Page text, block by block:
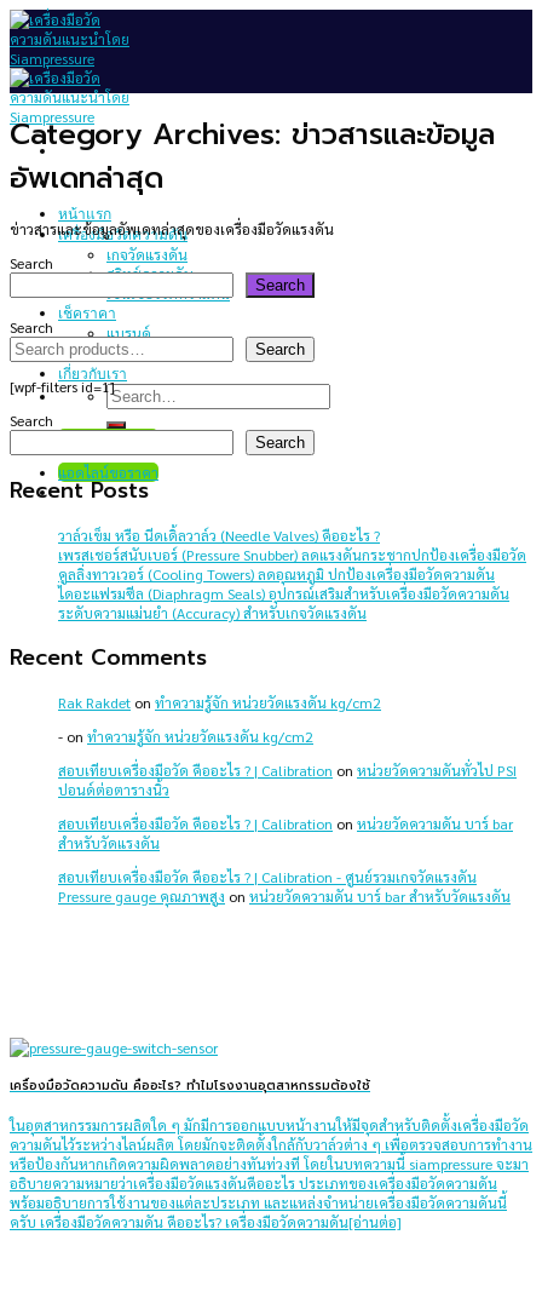
Skip
to
content
หน้าแรก
เครื่องมือวัดความดัน
เกจวัดแรงดัน
สวิทช์ความดัน
เซนเซอร์วัดความดัน
เช็คราคา
แบรนด์
บทความ
เกี่ยวกับเรา
Search
for:
แอดไลน์ขอราคา
Category Archives: ข่าวสารและข้อมูล
อัพเดทล่าสุด
ข่าวสารและข้อมูลอัพเดทล่าสุดของเครื่องมือวัดแรงดัน
Search
Search
Search
Search
[wpf-filters id=1]
Search
Search
Recent Posts
วาล์วเข็ม หรือ นีดเดิ้ลวาล์ว (Needle Valves) คืออะไร ?
เพรสเชอร์สนับเบอร์ (Pressure Snubber) ลดแรงดันกระชากปกป้องเครื่องมือวัด
คูลลิ่งทาวเวอร์ (Cooling Towers) ลดอุณหภูมิ ปกป้องเครื่องมือวัดความดัน
ไดอะแฟรมซีล (Diaphragm Seals) อุปกรณ์เสริมสำหรับเครื่องมือวัดความดัน
ระดับความแม่นยำ (Accuracy) สำหรับเกจวัดแรงดัน
Recent Comments
Rak Rakdet on ทำความรู้จัก หน่วยวัดแรงดัน kg/cm2
- on ทำความรู้จัก หน่วยวัดแรงดัน kg/cm2
สอบเทียบเครื่องมือวัด คืออะไร ? | Calibration on หน่วยวัดความดันทั่วไป PSI
ปอนด์ต่อตารางนิ้ว
สอบเทียบเครื่องมือวัด คืออะไร ? | Calibration on หน่วยวัดความดัน บาร์ bar
สำหรับวัดแรงดัน
สอบเทียบเครื่องมือวัด คืออะไร ? | Calibration - ศูนย์รวมเกจวัดแรงดัน
Pressure gauge คุณภาพสูง on หน่วยวัดความดัน บาร์ bar สำหรับวัดแรงดัน
เครื่องมือวัดความดัน คืออะไร​? ทำไมโรงงานอุตสาหกรรมต้องใช้
ในอุตสาหกรรมการผลิตใด ๆ มักมีการออกแบบหน้างานให้มีจุดสำหรับติดตั้งเครื่องมือวัด
ความดันไว้ระหว่างไลน์ผลิต โดยมักจะติดตั้งใกล้กับวาล์วต่าง ๆ เพื่อตรวจสอบการทำงาน
หรือป้องกันหากเกิดความผิดพลาดอย่างทันท่วงที โดยในบทความนี้ siampressure จะมา
อธิบายความหมายว่าเครื่องมือวัดแรงดันคืออะไร ประเภทของเครื่องมือวัดความดัน
พร้อมอธิบายการใช้งานของแต่ละประเภท และแหล่งจำหน่ายเครื่องมือวัดความดันนี้
ครับ เครื่องมือวัดความดัน คืออะไร? เครื่องมือวัดความดัน[อ่านต่อ]